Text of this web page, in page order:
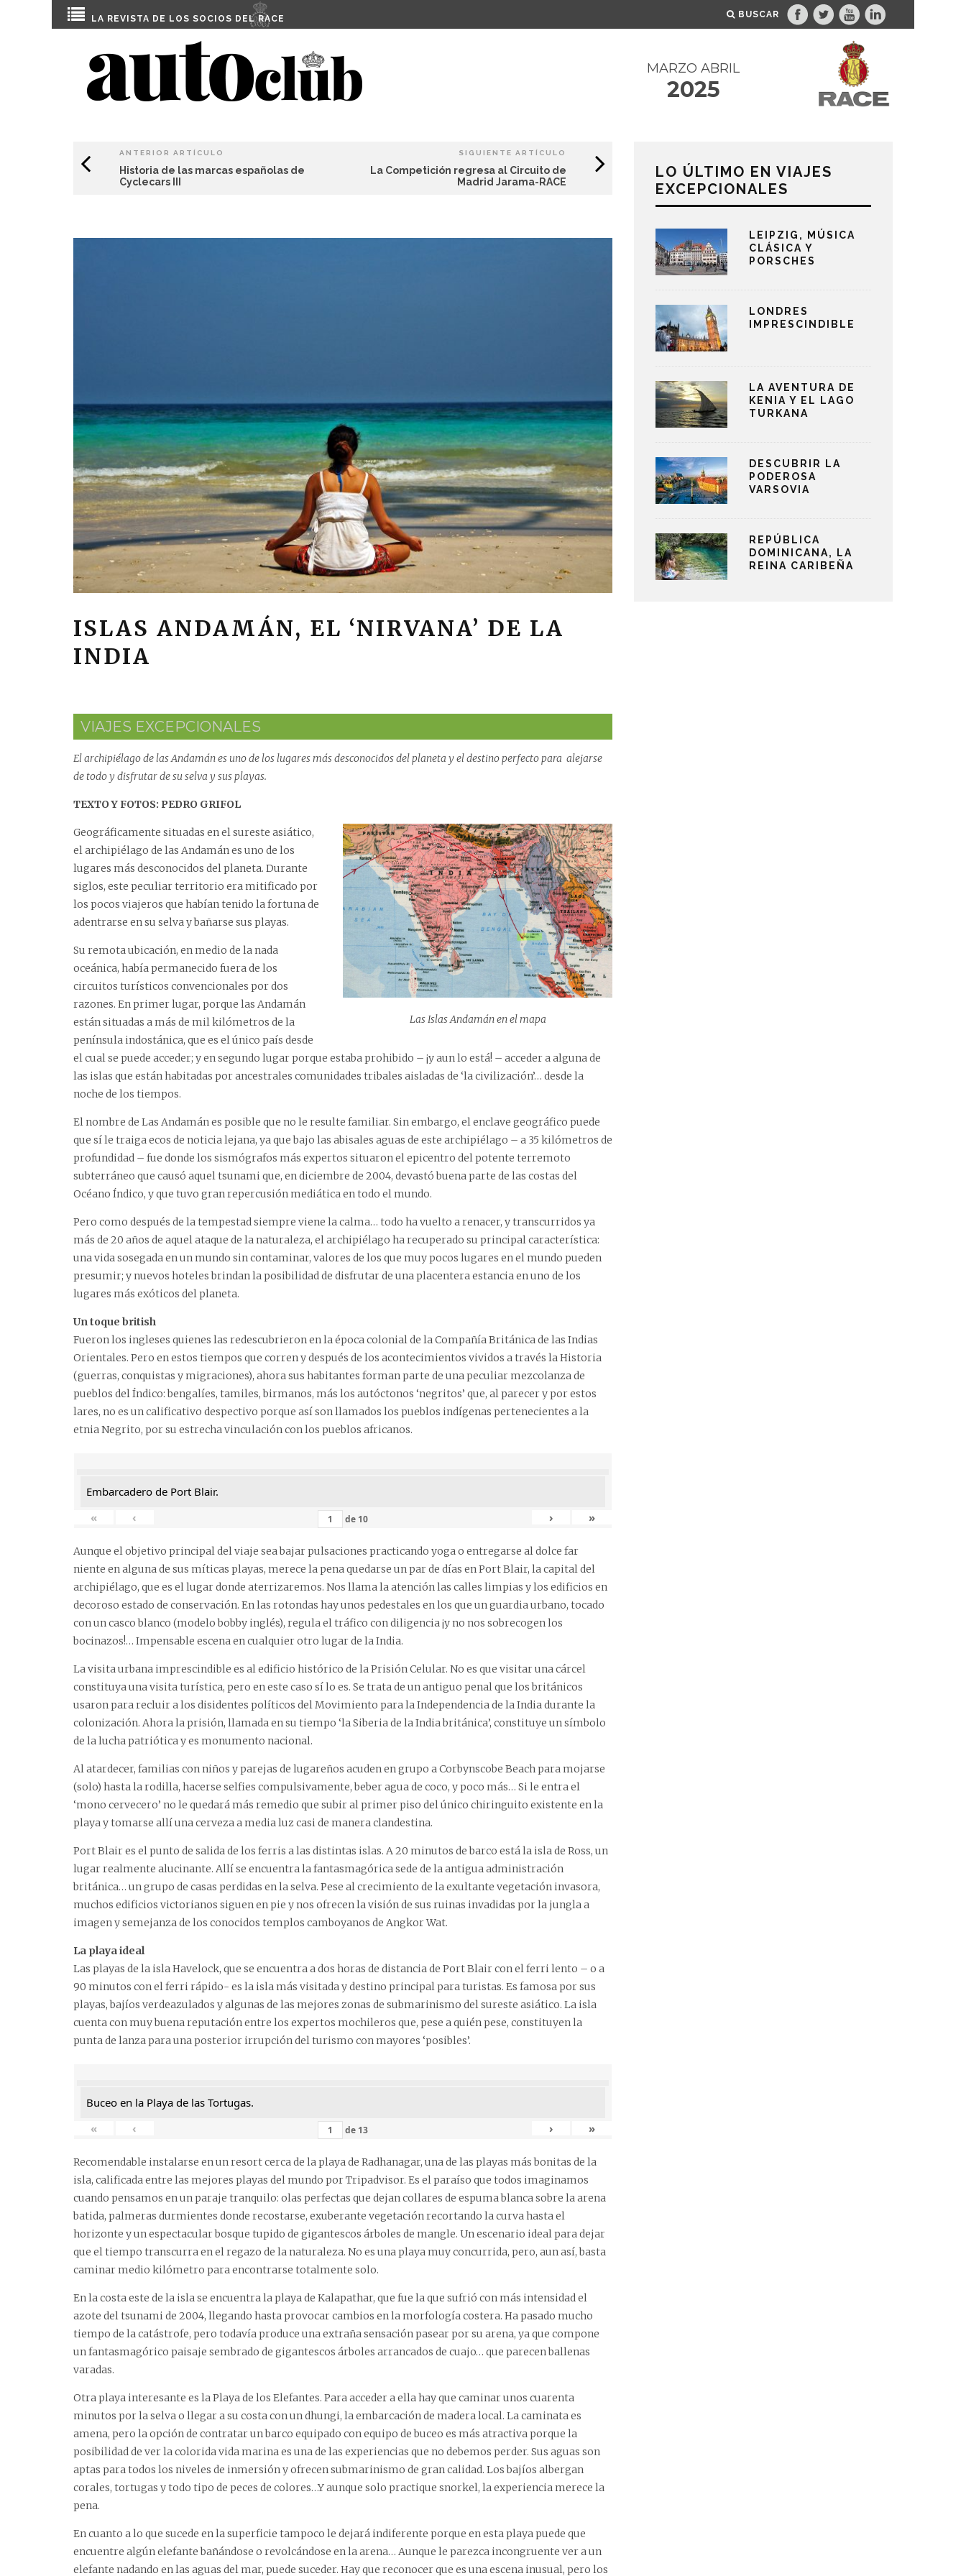
LA REVISTA DE LOS SOCIOS DEL RACE BUSCAR
MARZO ABRIL
2025
ANTERIOR ARTÍCULO
Historia de las marcas españolas de
Cyclecars III
SIGUIENTE ARTÍCULO
La Competición regresa al Circuito de
Madrid Jarama-RACE
ISLAS ANDAMÁN, EL ‘NIRVANA’ DE LA
INDIA
VIAJES EXCEPCIONALES
El archipiélago de las Andamán es uno de los lugares más desconocidos del planeta y el destino perfecto para alejarse
de todo y disfrutar de su selva y sus playas.
TEXTO Y FOTOS: PEDRO GRIFOL
Las Islas Andamán en el mapa
Geográficamente situadas en el sureste asiático,
el archipiélago de las Andamán es uno de los
lugares más desconocidos del planeta. Durante
siglos, este peculiar territorio era mitificado por
los pocos viajeros que habían tenido la fortuna de
adentrarse en su selva y bañarse sus playas.
Su remota ubicación, en medio de la nada
oceánica, había permanecido fuera de los
circuitos turísticos convencionales por dos
razones. En primer lugar, porque las Andamán
están situadas a más de mil kilómetros de la
península indostánica, que es el único país desde
el cual se puede acceder; y en segundo lugar porque estaba prohibido – ¡y aun lo está! – acceder a alguna de
las islas que están habitadas por ancestrales comunidades tribales aisladas de ‘la civilización’… desde la
noche de los tiempos.
El nombre de Las Andamán es posible que no le resulte familiar. Sin embargo, el enclave geográfico puede
que sí le traiga ecos de noticia lejana, ya que bajo las abisales aguas de este archipiélago – a 35 kilómetros de
profundidad – fue donde los sismógrafos más expertos situaron el epicentro del potente terremoto
subterráneo que causó aquel tsunami que, en diciembre de 2004, devastó buena parte de las costas del
Océano Índico, y que tuvo gran repercusión mediática en todo el mundo.
Pero como después de la tempestad siempre viene la calma… todo ha vuelto a renacer, y transcurridos ya
más de 20 años de aquel ataque de la naturaleza, el archipiélago ha recuperado su principal característica:
una vida sosegada en un mundo sin contaminar, valores de los que muy pocos lugares en el mundo pueden
presumir; y nuevos hoteles brindan la posibilidad de disfrutar de una placentera estancia en uno de los
lugares más exóticos del planeta.
Un toque british
Fueron los ingleses quienes las redescubrieron en la época colonial de la Compañía Británica de las Indias
Orientales. Pero en estos tiempos que corren y después de los acontecimientos vividos a través la Historia
(guerras, conquistas y migraciones), ahora sus habitantes forman parte de una peculiar mezcolanza de
pueblos del Índico: bengalíes, tamiles, birmanos, más los autóctonos ‘negritos’ que, al parecer y por estos
lares, no es un calificativo despectivo porque así son llamados los pueblos indígenas pertenecientes a la
etnia Negrito, por su estrecha vinculación con los pueblos africanos.
Embarcadero de Port Blair.
«
‹ de 10 › »
Aunque el objetivo principal del viaje sea bajar pulsaciones practicando yoga o entregarse al dolce far
niente en alguna de sus míticas playas, merece la pena quedarse un par de días en Port Blair, la capital del
archipiélago, que es el lugar donde aterrizaremos. Nos llama la atención las calles limpias y los edificios en
decoroso estado de conservación. En las rotondas hay unos pedestales en los que un guardia urbano, tocado
con un casco blanco (modelo bobby inglés), regula el tráfico con diligencia ¡y no nos sobrecogen los
bocinazos!… Impensable escena en cualquier otro lugar de la India.
La visita urbana imprescindible es al edificio histórico de la Prisión Celular. No es que visitar una cárcel
constituya una visita turística, pero en este caso sí lo es. Se trata de un antiguo penal que los británicos
usaron para recluir a los disidentes políticos del Movimiento para la Independencia de la India durante la
colonización. Ahora la prisión, llamada en su tiempo ‘la Siberia de la India británica’, constituye un símbolo
de la lucha patriótica y es monumento nacional.
Al atardecer, familias con niños y parejas de lugareños acuden en grupo a Corbynscobe Beach para mojarse
(solo) hasta la rodilla, hacerse selfies compulsivamente, beber agua de coco, y poco más… Si le entra el
‘mono cervecero’ no le quedará más remedio que subir al primer piso del único chiringuito existente en la
playa y tomarse allí una cerveza a media luz casi de manera clandestina.
Port Blair es el punto de salida de los ferris a las distintas islas. A 20 minutos de barco está la isla de Ross, un
lugar realmente alucinante. Allí se encuentra la fantasmagórica sede de la antigua administración
británica… un grupo de casas perdidas en la selva. Pese al crecimiento de la exultante vegetación invasora,
muchos edificios victorianos siguen en pie y nos ofrecen la visión de sus ruinas invadidas por la jungla a
imagen y semejanza de los conocidos templos camboyanos de Angkor Wat.
La playa ideal
Las playas de la isla Havelock, que se encuentra a dos horas de distancia de Port Blair con el ferri lento – o a
90 minutos con el ferri rápido- es la isla más visitada y destino principal para turistas. Es famosa por sus
playas, bajíos verdeazulados y algunas de las mejores zonas de submarinismo del sureste asiático. La isla
cuenta con muy buena reputación entre los expertos mochileros que, pese a quién pese, constituyen la
punta de lanza para una posterior irrupción del turismo con mayores ‘posibles’.
Buceo en la Playa de las Tortugas.
«
‹ de 13 › »
Recomendable instalarse en un resort cerca de la playa de Radhanagar, una de las playas más bonitas de la
isla, calificada entre las mejores playas del mundo por Tripadvisor. Es el paraíso que todos imaginamos
cuando pensamos en un paraje tranquilo: olas perfectas que dejan collares de espuma blanca sobre la arena
batida, palmeras durmientes donde recostarse, exuberante vegetación recortando la curva hasta el
horizonte y un espectacular bosque tupido de gigantescos árboles de mangle. Un escenario ideal para dejar
que el tiempo transcurra en el regazo de la naturaleza. No es una playa muy concurrida, pero, aun así, basta
caminar medio kilómetro para encontrarse totalmente solo.
En la costa este de la isla se encuentra la playa de Kalapathar, que fue la que sufrió con más intensidad el
azote del tsunami de 2004, llegando hasta provocar cambios en la morfología costera. Ha pasado mucho
tiempo de la catástrofe, pero todavía produce una extraña sensación pasear por su arena, ya que compone
un fantasmagórico paisaje sembrado de gigantescos árboles arrancados de cuajo… que parecen ballenas
varadas.
Otra playa interesante es la Playa de los Elefantes. Para acceder a ella hay que caminar unos cuarenta
minutos por la selva o llegar a su costa con un dhungi, la embarcación de madera local. La caminata es
amena, pero la opción de contratar un barco equipado con equipo de buceo es más atractiva porque la
posibilidad de ver la colorida vida marina es una de las experiencias que no debemos perder. Sus aguas son
aptas para todos los niveles de inmersión y ofrecen submarinismo de gran calidad. Los bajíos albergan
corales, tortugas y todo tipo de peces de colores…Y aunque solo practique snorkel, la experiencia merece la
pena.
En cuanto a lo que sucede en la superficie tampoco le dejará indiferente porque en esta playa puede que
encuentre algún elefante bañándose o revolcándose en la arena… Aunque le parezca incongruente ver a un
elefante nadando en las aguas del mar, puede suceder. Hay que reconocer que es una escena inusual, pero los
LO ÚLTIMO EN VIAJES
EXCEPCIONALES
LEIPZIG, MÚSICA
CLÁSICA Y
PORSCHES
LONDRES
IMPRESCINDIBLE
LA AVENTURA DE
KENIA Y EL LAGO
TURKANA
DESCUBRIR LA
PODEROSA
VARSOVIA
REPÚBLICA
DOMINICANA, LA
REINA CARIBEÑA